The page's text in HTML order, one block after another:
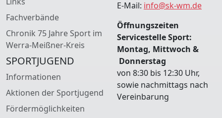
Fachverbände
Chronik 75 Jahre Sport im
Werra-Meißner-Kreis
SPORTJUGEND
Informationen
Aktionen der Sportjugend
Fördermöglichkeiten
E-Mail: info@sk-wm.de
Öffnungszeiten
Servicestelle Sport:
Montag, Mittwoch &
Donnerstag
von 8:30 bis 12:30 Uhr,
sowie nachmittags nach
Vereinbarung